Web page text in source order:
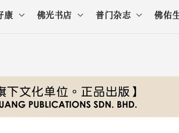
康 佛光书店 普门杂志 佛佑